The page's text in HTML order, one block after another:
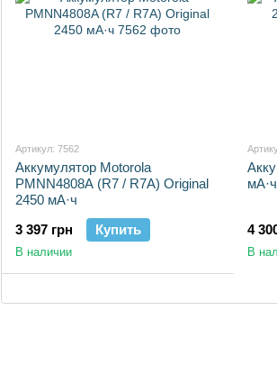
Артикул: 7562
Аккумулятор Motorola
PMNN4808A (R7 / R7A) Original
2450 мА·ч
3 397 грн
Купить
В наличии
4
В